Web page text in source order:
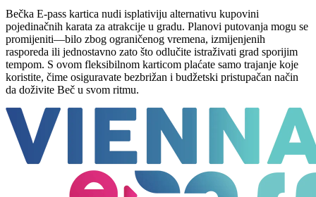
Bečka E-pass kartica nudi isplativiju alternativu kupovini
pojedinačnih karata za atrakcije u gradu. Planovi putovanja mogu se
promijeniti—bilo zbog ograničenog vremena, izmijenjenih
rasporeda ili jednostavno zato što odlučite istraživati grad sporijim
tempom. S ovom fleksibilnom karticom plaćate samo trajanje koje
koristite, čime osiguravate bezbrižan i budžetski pristupačan način
da doživite Beč u svom ritmu.